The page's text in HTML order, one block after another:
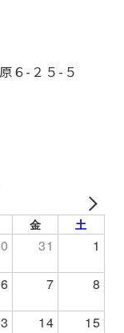
６-２５-５
金 土
31 1
6 7 8
14 15